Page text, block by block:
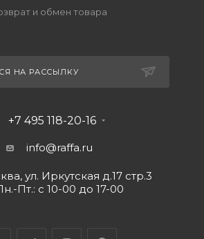
и обмен товара
НА РАССЫЛКУ
+7 495 118-20-16
info@raffa.ru
ул. Иркутская д.17 стр.3
Пт.: с 10-00 до 17-00